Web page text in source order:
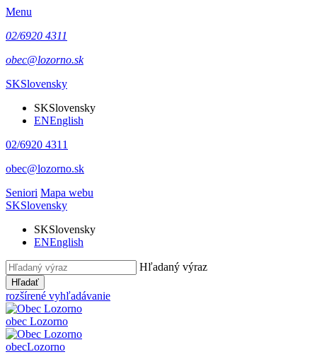
Menu
02/6920 4311
obec@lozorno.sk
SKSlovensky
SKSlovensky
ENEnglish
02/6920 4311
obec@lozorno.sk
Seniori Mapa webu
SKSlovensky
SKSlovensky
ENEnglish
Hľadaný výraz
Hľadať
rozšírené vyhľadávanie
obec Lozorno
obecLozorno